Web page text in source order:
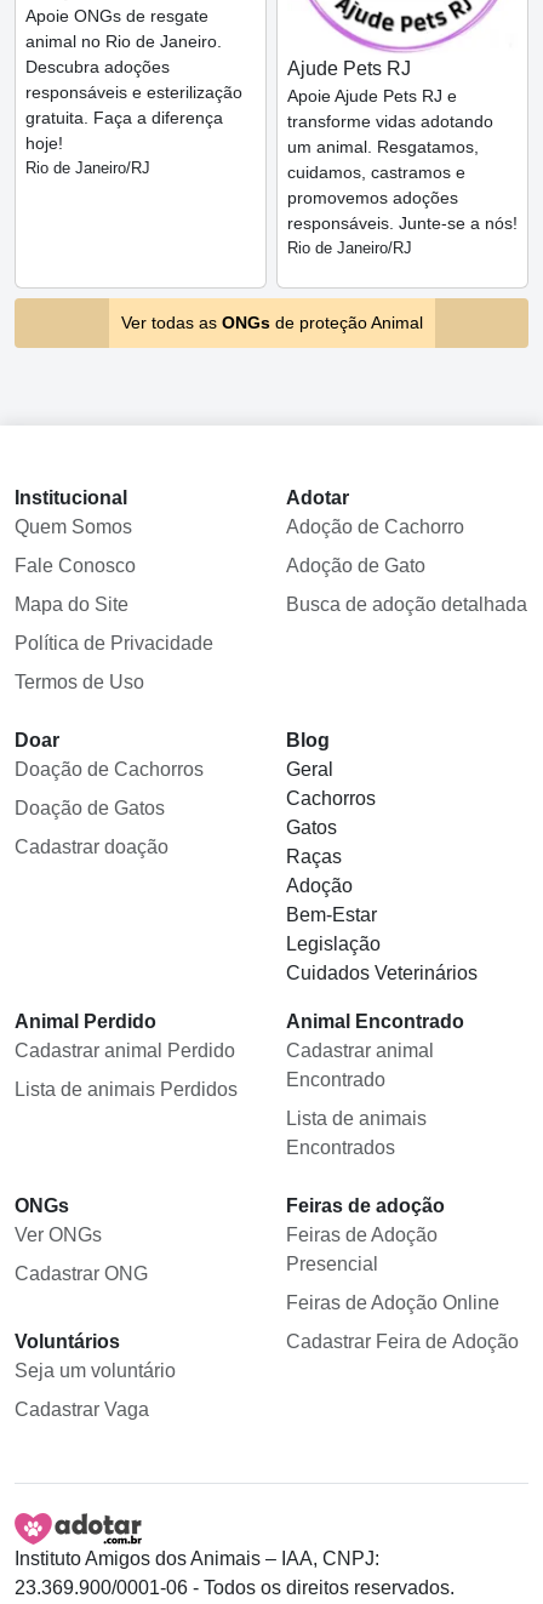
Apoie ONGs de resgate
animal no Rio de Janeiro.
Descubra adoções
responsáveis e esterilização
gratuita. Faça a diferença
hoje!
Rio de Janeiro/RJ
Ajude Pets RJ
Apoie Ajude Pets RJ e
transforme vidas adotando
um animal. Resgatamos,
cuidamos, castramos e
promovemos adoções
responsáveis. Junte-se a nós!
Rio de Janeiro/RJ
Ver todas as ONGsde proteção Animal
Institucional
Quem Somos
Fale Conosco
Mapa do Site
Política de Privacidade
Termos de Uso
Adotar
Adoção de Cachorro
Adoção de Gato
Busca de adoção detalhada
Doar
Doação de Cachorros
Doação de Gatos
Cadastrar doação
Blog
Geral
Cachorros
Gatos
Raças
Adoção
Bem-Estar
Legislação
Cuidados Veterinários
Animal Perdido
Cadastrar animal Perdido
Lista de animais Perdidos
Animal Encontrado
Cadastrar animal
Encontrado
Lista de animais
Encontrados
ONGs
Ver ONGs
Cadastrar ONG
Voluntários
Seja um voluntário
Cadastrar Vaga
Feiras de adoção
Feiras de Adoção
Presencial
Feiras de Adoção Online
Cadastrar Feira de Adoção
Instituto Amigos dos Animais – IAA, CNPJ:
23.369.900/0001-06 - Todos os direitos reservados.